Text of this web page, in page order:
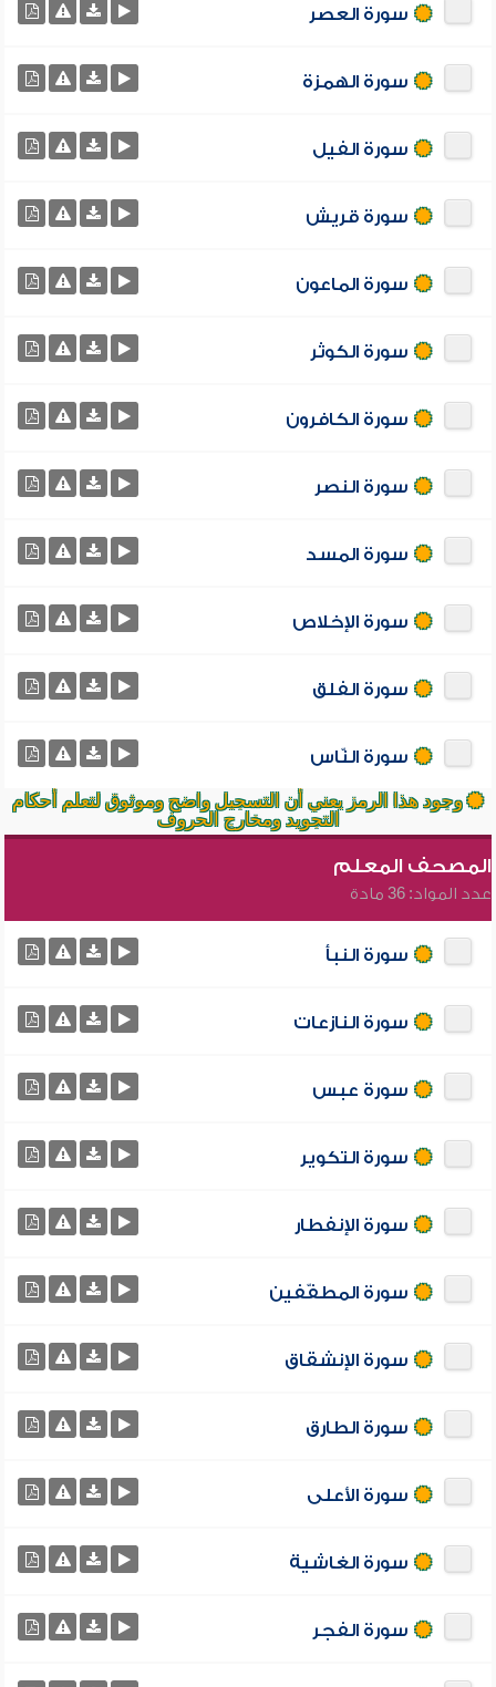
سورة العصر
سورة الهمزة
سورة الفيل
سورة قريش
سورة الماعون
سورة الكوثر
سورة الكافرون
سورة النصر
سورة المسد
سورة الإخلاص
سورة الفلق
سورة النّاس
وجود هذا الرمز يعني أن التسجيل واضح وموثوق لتعلم أحكام
التجويد ومخارج الحروف
المصحف المعلم
عدد المواد: 36 مادة
سورة النبأ
سورة النازعات
سورة عبس
سورة التكوير
سورة الإنفطار
سورة المطفّفين
سورة الإنشقاق
سورة الطارق
سورة الأعلى
سورة الغاشية
سورة الفجر